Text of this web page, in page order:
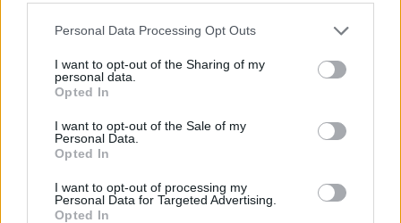
Personal Data Processing Opt Outs
I want to opt-out of the Sharing of my
personal data.
Opted In
I want to opt-out of the Sale of my
Personal Data.
Opted In
I want to opt-out of processing my
Personal Data for Targeted Advertising.
Opted In